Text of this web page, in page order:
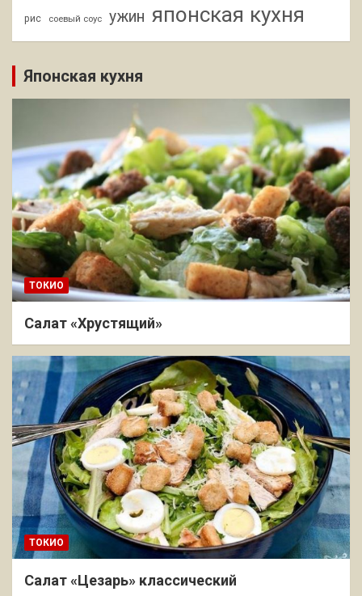
рис соевый соус ужин японская кухня
Японская кухня
ТОКИО
Салат «Хрустящий»
ТОКИО
Салат «Цезарь» классический